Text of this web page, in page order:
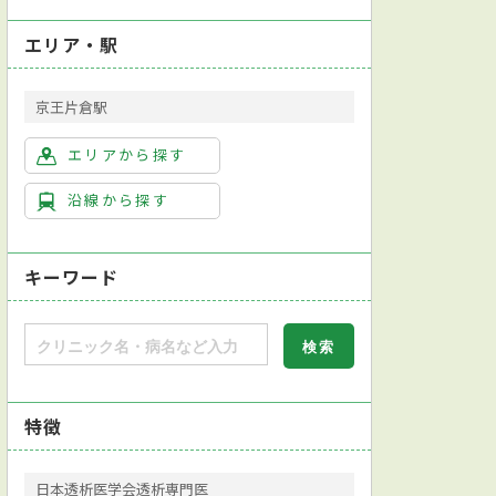
エリア・駅
京王片倉駅
エリアから探す
沿線から探す
キーワード
特徴
日本透析医学会透析専門医